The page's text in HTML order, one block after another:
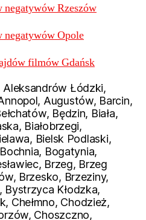
Rzeszów
negatywów Opole
filmów Gdańsk
Łódzki,
Augustów, Barcin,
Będzin, Biała,
Białobrzegi,
Bielsk Podlaski,
Bogatynia,
Brzeg, Brzeg
Brzesko, Brzeziny,
Kłodzka,
Chełmno, Chodzież,
Choszczno,